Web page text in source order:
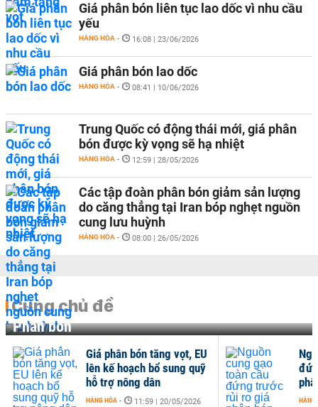
Giá phân bón liên tục lao dốc vì nhu cầu
yếu
HÀNG HÓA - 16:08 | 23/06/2026
Giá phân bón lao dốc
HÀNG HÓA - 08:41 | 10/06/2026
Trung Quốc có động thái mới, giá phân
bón được kỳ vọng sẽ hạ nhiệt
HÀNG HÓA - 12:59 | 28/05/2026
Các tập đoàn phân bón giảm sản lượng
do căng thẳng tại Iran bóp nghẹt nguồn
cung lưu huỳnh
HÀNG HÓA - 08:00 | 26/05/2026
Cùng chủ đề
Phân bón
Giá phân bón tăng vọt, EU
lên kế hoạch bổ sung quỹ
hỗ trợ nông dân
HÀNG HÓA - 11:59 | 20/05/2026 HÀNG